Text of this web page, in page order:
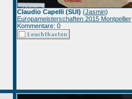
Claudio Capelli (SUI) (Jasmin)
Europameisterschaften 2015 Montpellier
Kommentare: 0